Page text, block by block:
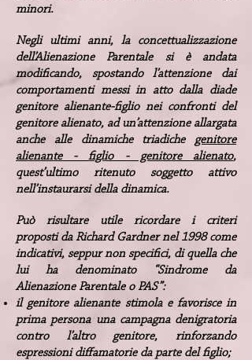
minori.
Negli ultimi anni, la concettualizzazione
dell’Alienazione Parentale si è andata
modificando, spostando l’attenzione dai
comportamenti messi in atto dalla diade
genitore alienante-figlio nei confronti del
genitore alienato, ad un’attenzione allargata
anche alle dinamiche triadiche genitore
alienante - figlio - genitore alienato,
quest’ultimo ritenuto soggetto attivo
nell’instaurarsi della dinamica.
Può risultare utile ricordare i criteri
proposti da Richard Gardner nel 1998 come
indicativi, seppur non specifici, di quella che
lui ha denominato “Sindrome da
Alienazione Parentale o PAS”:
il genitore alienante stimola e favorisce in
prima persona una campagna denigratoria
contro l’altro genitore, rinforzando
espressioni diffamatorie da parte del figlio;